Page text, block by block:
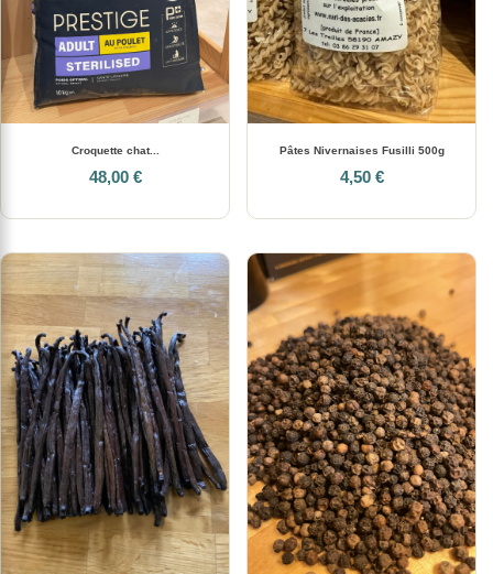
Croquette chat...
48,00 €
Pâtes Nivernaises Fusilli 500g
4,50 €